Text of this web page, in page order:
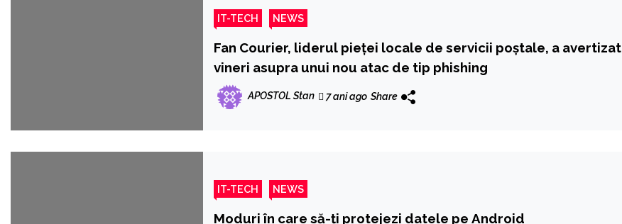
IT-TECH NEWS
Fan Courier, liderul pieței locale de servicii poștale, a avertizat
vineri asupra unui nou atac de tip phishing
APOSTOL Stan 7 ani ago Share
IT-TECH NEWS
Moduri în care să-ți protejezi datele pe Android